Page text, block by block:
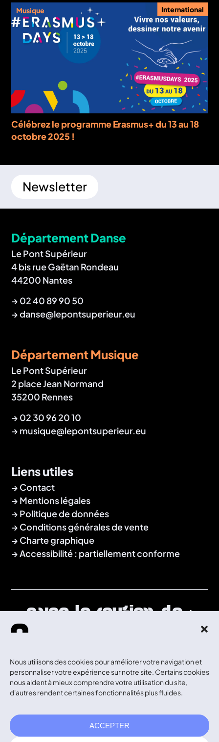
Nous utilisons des cookies pour améliorer votre navigation et
personnaliser votre expérience sur notre site. Certains cookies
nous aident à mieux comprendre votre utilisation du site,
d'autres rendent certaines fonctionnalités plus fluides.
ACCEPTER
Musique International
Célébrez le programme Erasmus+ du 13 au 18
octobre 2025 !
Newsletter
Département Danse
Le Pont Supérieur
4 bis rue Gaëtan Rondeau
44200 Nantes
→ 02 40 89 90 50
→danse@lepontsuperieur.eu
Département Musique
Le Pont Supérieur
2 place Jean Normand
35200 Rennes
→ 02 30 96 20 10
→ musique@lepontsuperieur.eu
Liens utiles
Contact
Mentions légales
Politique de données
Conditions générales de vente
Charte graphique
Accessibilité : partiellement conforme
Avec le soutien de :